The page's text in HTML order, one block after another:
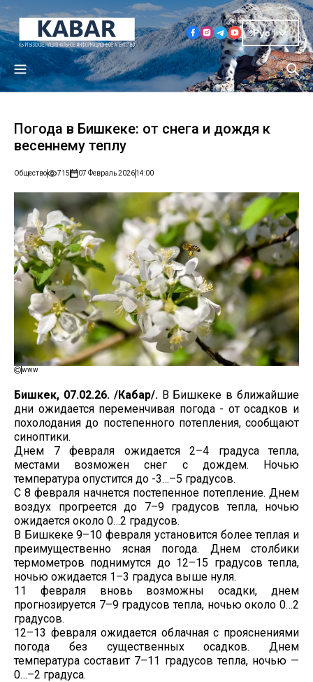
Рус
Погода в Бишкеке: от снега и дождя к
весеннему теплу
Общество 715 07 Февраль 202614:00
www
Бишкек, 07.02.26. /Кабар/.В Бишкеке в ближайшие
дни ожидается переменчивая погода - от осадков и
похолодания до постепенного потепления, сообщают
синоптики.
Днем 7 февраля ожидается 2–4 градуса тепла,
местами возможен снег с дождем. Ночью
температура опустится до -3…–5 градусов.
С 8 февраля начнется постепенное потепление. Днем
воздух прогреется до 7–9 градусов тепла, ночью
ожидается около 0…2 градусов.
В Бишкеке 9–10 февраля установится более теплая и
преимущественно ясная погода. Днем столбики
термометров поднимутся до 12–15 градусов тепла,
ночью ожидается 1–3 градуса выше нуля.
11 февраля вновь возможны осадки, днем
прогнозируется 7–9 градусов тепла, ночью около 0…2
градусов.
12–13 февраля ожидается облачная с прояснениями
погода без существенных осадков. Днем
температура составит 7–11 градусов тепла, ночью —
0…–2 градуса.